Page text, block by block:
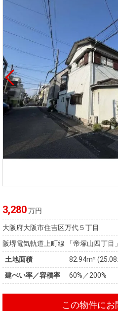
3,280万円
大阪府大阪市住吉区万代５丁目
阪堺電気軌道上町線 「帝塚山四丁目
土地面積
82.94m²
建ぺい率／容積率
60%／200%
この物件に